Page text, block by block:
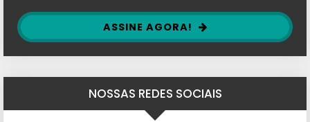
ASSINE AGORA!
NOSSAS REDES SOCIAIS